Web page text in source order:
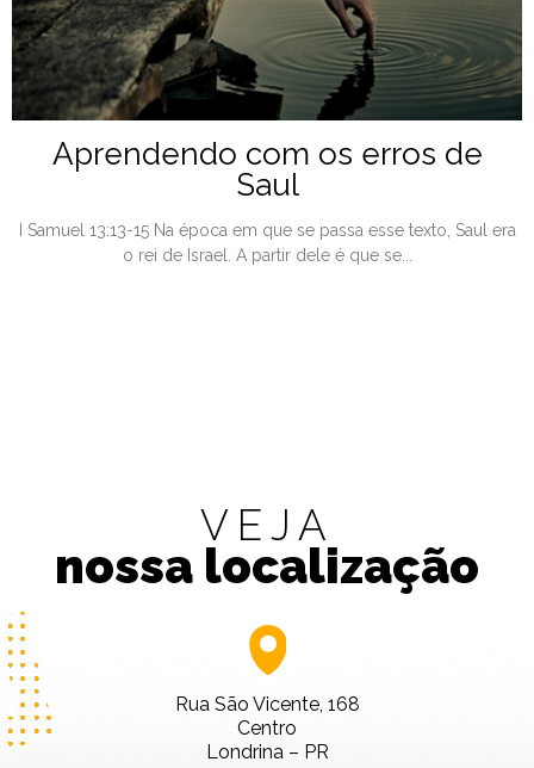
Aprendendo com os erros de
Saul
I Samuel 13:13-15 Na época em que se passa esse texto, Saul era
o rei de Israel. A partir dele é que se...
VEJA
nossa localização
Rua São Vicente, 168
Centro
Londrina – PR